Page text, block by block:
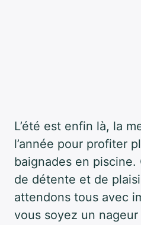
L’été est enfin là, la
l’année pour profiter
baignades en piscine.
de détente et de
attendons tous avec
vous soyez un